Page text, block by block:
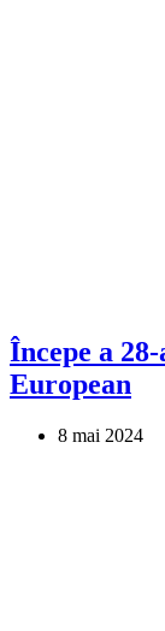
Începe a
European
8 mai 2024